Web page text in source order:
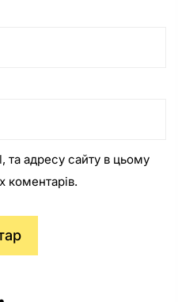
та адресу сайту в цьому
коментарів.